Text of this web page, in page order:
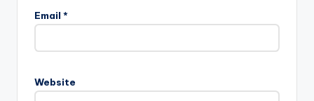
Email *
Website